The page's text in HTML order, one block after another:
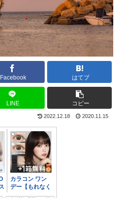
Facebook はてブ
LINE コピー
2022.12.18 2020.11.15